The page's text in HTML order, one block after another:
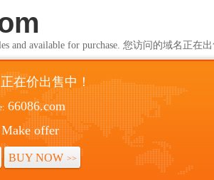
and available for purchase. 您访问的域名正在
在价出售中！
66086.com
Make offer
BUY NOW >>